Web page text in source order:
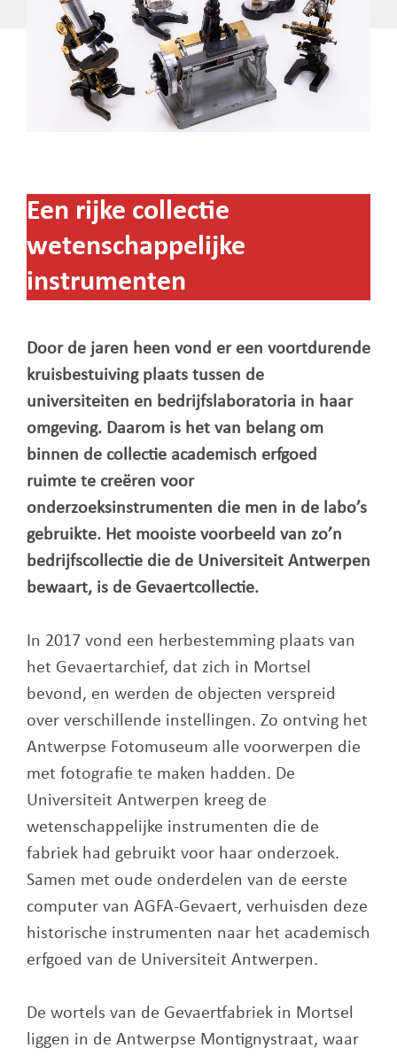
Een rijke collectie
wetenschappelijke
instrumenten
Door de jaren heen vond er een voortdurende
kruisbestuiving plaats tussen de
universiteiten en bedrijfslaboratoria in haar
omgeving. Daarom is het van belang om
binnen de collectie academisch erfgoed
ruimte te creëren voor
onderzoeksinstrumenten die men in de labo’s
gebruikte. Het mooiste voorbeeld van zo’n
bedrijfscollectie die de Universiteit Antwerpen
bewaart, is de Gevaertcollectie.
In 2017 vond een herbestemming plaats van
het Gevaertarchief, dat zich in Mortsel
bevond, en werden de objecten verspreid
over verschillende instellingen. Zo ontving het
Antwerpse Fotomuseum alle voorwerpen die
met fotografie te maken hadden. De
Universiteit Antwerpen kreeg de
wetenschappelijke instrumenten die de
fabriek had gebruikt voor haar onderzoek.
Samen met oude onderdelen van de eerste
computer van AGFA-Gevaert, verhuisden deze
historische instrumenten naar het academisch
erfgoed van de Universiteit Antwerpen.
De wortels van de Gevaertfabriek in Mortsel
liggen in de Antwerpse Montignystraat, waar